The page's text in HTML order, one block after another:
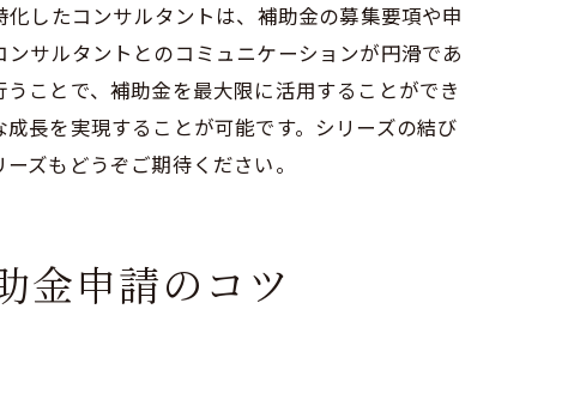
したコンサルタントは、補助金の募集要項や申
サルタントとのコミュニケーションが円滑であ
ことで、補助金を最大限に活用することができ
長を実現することが可能です。シリーズの結び
ズもどうぞご期待ください。
金申請のコツ